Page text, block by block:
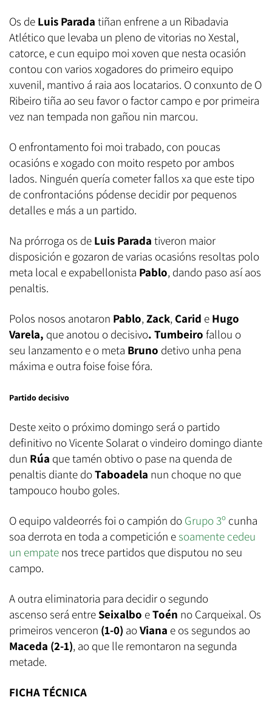
Os de Luis Parada tiñan enfrene a un Ribadavia
Atlético que levaba un pleno de vitorias no Xestal,
catorce, e cun equipo moi xoven que nesta ocasión
contou con varios xogadores do primeiro equipo
xuvenil, mantivo á raia aos locatarios. O conxunto de O
Ribeiro tiña ao seu favor o factor campo e por primeira
vez nan tempada non gañou nin marcou.
O enfrontamento foi moi trabado, con poucas
ocasións e xogado con moito respeto por ambos
lados. Ninguén quería cometer fallos xa que este tipo
de confrontacións pódense decidir por pequenos
detalles e más a un partido.
Na prórroga os de Luis Parada tiveron maior
disposición e gozaron de varias ocasións resoltas polo
meta local e expabellonista Pablo, dando paso así aos
penaltis.
Polos nosos anotaron Pablo, Zack, Carid e Hugo
Varela, que anotou o decisivo. Tumbeiro fallou o
seu lanzamento e o meta Bruno detivo unha pena
máxima e outra foise foise fóra.
Partido decisivo
Deste xeito o próximo domingo será o partido
definitivo no Vicente Solarat o vindeiro domingo diante
dun Rúa que tamén obtivo o pase na quenda de
penaltis diante doTaboadela nun choque no que
tampouco houbo goles.
O equipo valdeorrés foi o campión do Grupo 3º cunha
soa derrota en toda a competición esoamente cedeu
un empate nos trece partidos que disputou no seu
campo.
A outra eliminatoria para decidir o segundo
ascenso será entreSeixalbo eToén no Carqueixal. Os
primeiros venceron (1-0) aoViana e os segundos ao
Maceda (2-1), ao que lle remontaron na segunda
metade.
FICHA TÉCNICA